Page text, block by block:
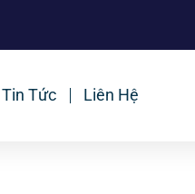
Tin Tức Liên Hệ